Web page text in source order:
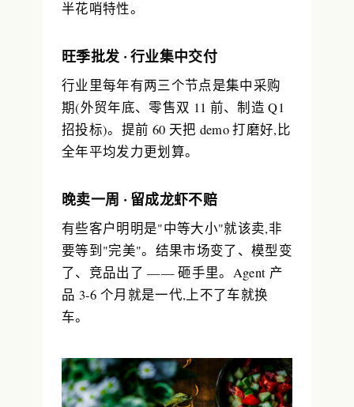
半花哨特性。
旺季批发 · 行业集中交付
行业里每年有两三个节点是集中采购
期(外贸年底、零售双 11 前、制造 Q1
招投标)。提前 60 天把 demo 打磨好,比
全年平均发力更划算。
晚卖一周 · 留成龙虾不赔
有些客户明明是"中等大小"就该卖,非
要等到"完美"。结果市场变了、模型变
了、竞品出了 —— 砸手里。Agent 产
品 3-6 个月就是一代,上不了车就换
车。